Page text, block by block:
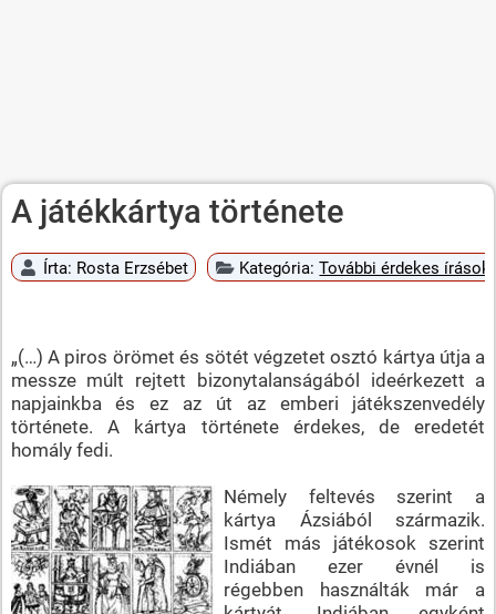
A játékkártya története
Írta: Rosta Erzsébet Kategória:További érdekes írások
„(…) A piros örömet és sötét végzetet osztó kártya útja a
messze múlt rejtett bizonytalanságából ideérkezett a
napjainkba és ez az út az emberi játékszenvedély
története. A kártya története érdekes, de eredetét
homály fedi.
Némely feltevés szerint a
kártya Ázsiából származik.
Ismét más játékosok szerint
Indiában ezer évnél is
régebben használták már a